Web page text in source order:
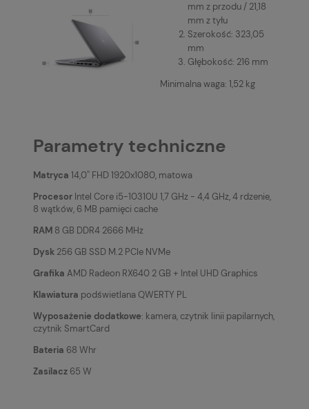
mm z przodu / 21,18
mm z tyłu
Szerokość: 323,05
mm
Głębokość: 216 mm
Minimalna waga: 1,52 kg
Parametry techniczne
Matryca 14,0'' FHD 1920x1080, matowa
Procesor Intel Core i5-10310U 1,7 GHz - 4,4 GHz, 4 rdzenie,
8 wątków, 6 MB pamięci cache
RAM 8 GB DDR4 2666 MHz
Dysk 256 GB SSD M.2 PCIe NVMe
Grafika AMD Radeon RX640 2 GB + Intel UHD Graphics
Klawiatura podświetlana QWERTY PL
Wyposażenie dodatkowe: kamera, czytnik linii papilarnych,
czytnik SmartCard
Bateria 68 Whr
Zasilacz 65 W